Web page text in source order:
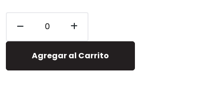
Agregar al Carrito